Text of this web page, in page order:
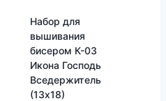
Набор для
вышивания
бисером К-03
Икона Господь
Вседержитель
(13х18)